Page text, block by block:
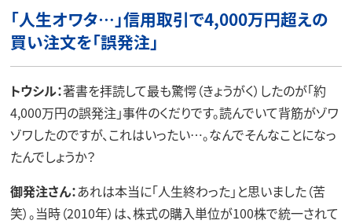
「人生オワタ…」信用取引で4,000万円超えの
買い注文を「誤発注」
トウシル：著書を拝読して最も驚愕（きょうがく）したのが「約
4,000万円の誤発注」事件のくだりです。読んでいて背筋がゾワ
ゾワしたのですが、これはいったい…。なんでそんなことになっ
たんでしょうか？
御発注さん：あれは本当に「人生終わった」と思いました（苦
笑）。当時（2010年）は、株式の購入単位が100株で統一されて